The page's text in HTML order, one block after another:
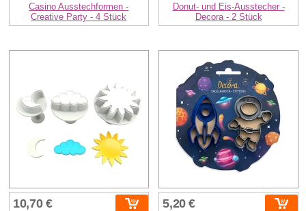
Casino Ausstechformen -
Creative Party - 4 Stück
Donut- und Eis-Ausstecher -
Decora - 2 Stück
10,70 € 5,20 €